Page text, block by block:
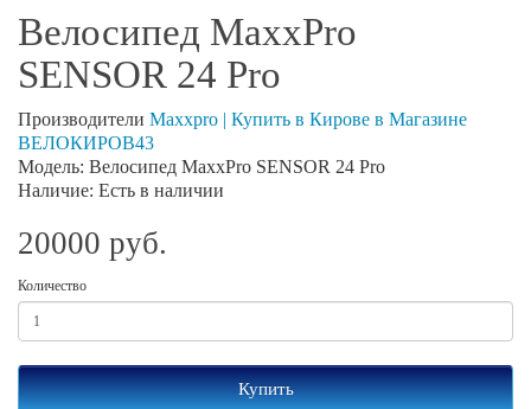
Велосипед MaxxPro
SENSOR 24 Pro
Производители Maxxpro | Купить в Кирове в Магазине
ВЕЛОКИРОВ43
Модель: Велосипед MaxxPro SENSOR 24 Pro
Наличие: Есть в наличии
20000 руб.
Количество
Купить